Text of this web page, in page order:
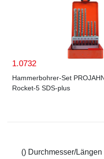
1.0732
Hammerbohrer-Set
Rocket-5 SDS-plus
() Durchmesser/